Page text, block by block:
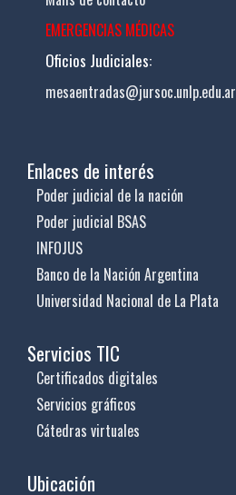
EMERGENCIAS MÉDICAS
Oficios Judiciales:
mesaentradas@jursoc.unlp.edu.ar
Enlaces de interés
Poder judicial de la nación
Poder judicial BSAS
INFOJUS
Banco de la Nación Argentina
Universidad Nacional de La Plata
Servicios TIC
Certificados digitales
Servicios gráficos
Cátedras virtuales
Ubicación